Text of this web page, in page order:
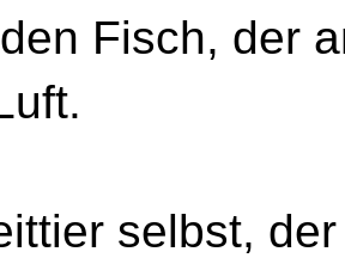
Fisch, der
selbst,